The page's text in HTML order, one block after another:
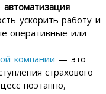
автоматизация
ускорить работу и
оперативные или
компании — это
страхового
поэтапно,